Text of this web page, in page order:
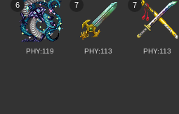
6
PHY:119
7
PHY:113
7
PHY:113